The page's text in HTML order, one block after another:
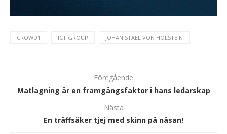
CROWD1 ICT GROUP JOHAN STAËL VON HOLSTEIN
Föregående
Matlagning är en framgångsfaktor i hans ledarskap
Nästa
En träffsäker tjej med skinn på näsan!